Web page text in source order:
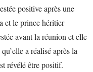
positive après une
et le prince héritier
avant la réunion et elle
a réalisé après la
révélé être positif.